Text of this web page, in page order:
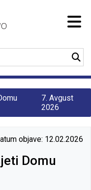
7. Avgust
2026
objave: 12.02.2026
Domu